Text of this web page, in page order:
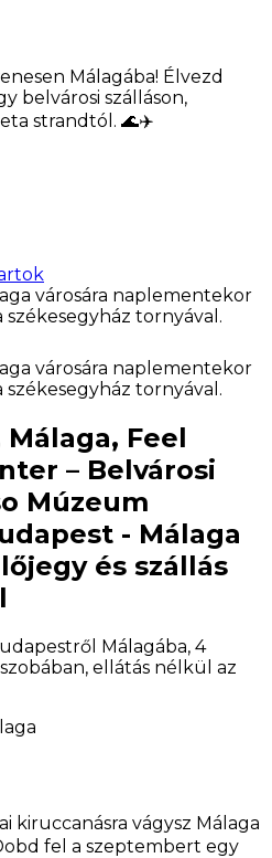
Málagába! Élvezd
belvárosi szálláson,
strandtól. 🌊✈️
Feel
– Belvárosi
Múzeum
- Málaga
és szállás
Málagába, 4
ellátás nélkül az
kiruccanásra vágysz Málaga
fel a szeptembert egy